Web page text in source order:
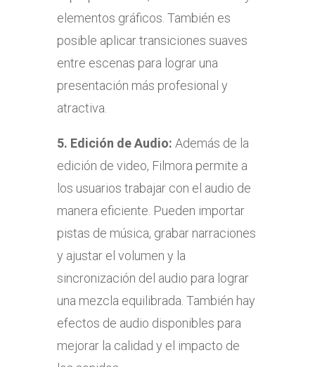
elementos gráficos. También es
posible aplicar transiciones suaves
entre escenas para lograr una
presentación más profesional y
atractiva.
5. Edición de Audio: Además de la
edición de video, Filmora permite a
los usuarios trabajar con el audio de
manera eficiente. Pueden importar
pistas de música, grabar narraciones
y ajustar el volumen y la
sincronización del audio para lograr
una mezcla equilibrada. También hay
efectos de audio disponibles para
mejorar la calidad y el impacto de